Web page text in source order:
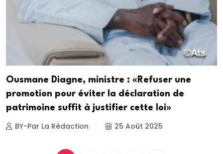
Ousmane Diagne, ministre : «Refuser une
promotion pour éviter la déclaration de
patrimoine suffit à justifier cette loi»
BY-Par La Rédaction 25 Août 2025